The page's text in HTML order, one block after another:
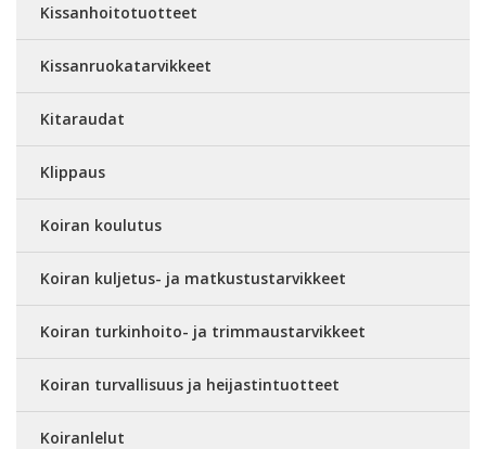
Kissanhoitotuotteet
Kissanruokatarvikkeet
Kitaraudat
Klippaus
Koiran koulutus
Koiran kuljetus- ja matkustustarvikkeet
Koiran turkinhoito- ja trimmaustarvikkeet
Koiran turvallisuus ja heijastintuotteet
Koiranlelut